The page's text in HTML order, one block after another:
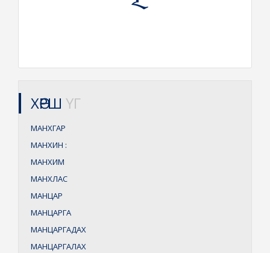
ХӨРШ ҮГ
МАНХГАР
МАНХИН :
МАНХИМ
МАНХЛАС
МАНЦАР
МАНЦАРГА
МАНЦАРГАДАХ
МАНЦАРГАЛАХ